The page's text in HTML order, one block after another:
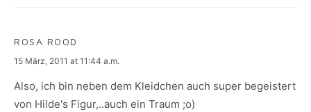
ROSA ROOD
says:
15 März, 2011 at 11:44 a.m.
Also, ich bin neben dem Kleidchen auch super begeistert
von Hilde's Figur,..auch ein Traum ;o)